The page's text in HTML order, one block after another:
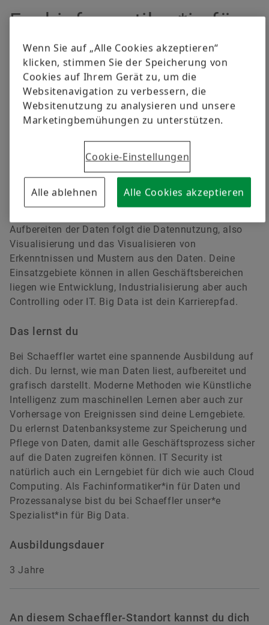
Zweiräder
Schaeffler Global Technology Network
Kontakt herunterladen
Jetzt bestellen
Fachinformatiker*in für
Daten- und
Prozessanalyse
Data Engineering und Data Mining sind deine
Arbeitsgebiete nach der Ausbildung
Fachinformatiker*in für Daten und Prozessanalyse.
Du kennst alle Datentypen, prüfst und bereitest Daten
Aufbereiten der Daten folgt die Datennutzung, also
Visualisierung und das Visualisieren von
Erkenntnissen und Mustern aus den Daten. Deine
Einsatzgebiete können in allen Geschäftsbereichen
liegen wie Entwicklung, Industrialisierung aber auch
Controlling oder IT. Big Data ist dein Karrierepfad.
Das lernst du
Bei Schaeffler wartet eine spannende Ausbildung auf
dich. Du lernst, wie man Daten liest, aufbereitet und
grafisch darstellt. Moderne Methoden wie Künstliche
Intelligenz zum maschinellen Lernen aber auch zur
Vorhersage von Ereignissen sind deine Lerngebiete.
Du erlernst Datenbanksysteme zur Speicherung und
Pflege von Daten, damit alle Geschäftsprozess sicher
auf die Daten zugreifen können. IT Security ist
natürlich auch ein Lerngebiet für dich wie auch Cloud
Computing. Als Fachinformatiker*in für Daten und
Prozessanalyse bist du bei Schaeffler unser*e
Spezialist*in für Big Data.
Ausbildungsdauer
3 Jahre
An diesem Schaeffler-Standort kannst du dich
Wenn Sie auf „Alle Cookies akzeptieren“
klicken, stimmen Sie der Speicherung von
Cookies auf Ihrem Gerät zu, um die
Websitenavigation zu verbessern, die
Websitenutzung zu analysieren und unsere
Marketingbemühungen zu unterstützen.
Cookie-Einstellungen
Alle ablehnen Alle Cookies akzeptieren